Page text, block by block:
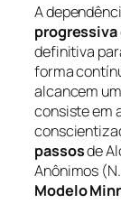
A
definitiva
forma
alcancem
consiste em
passosde
Anônimos
Modelo